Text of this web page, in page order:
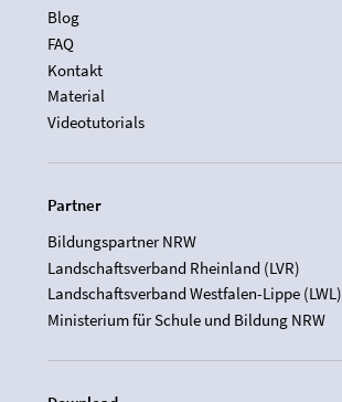
Blog
FAQ
Kontakt
Material
Videotutorials
Partner
Bildungspartner NRW
Landschaftsverband Rheinland (LVR)
Landschaftsverband Westfalen-Lippe (LWL)
Ministerium für Schule und Bildung NRW